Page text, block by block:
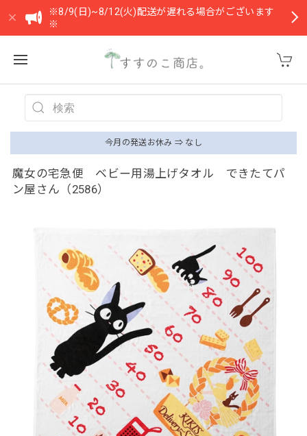
※8/9(日)~8/12(火)配送が遅れる場合がございます
※
今月の発送お休み ⇒ なし
魔女の宅急便 ベビー用湯上げタオル できたてパ
ン屋さん（2586）